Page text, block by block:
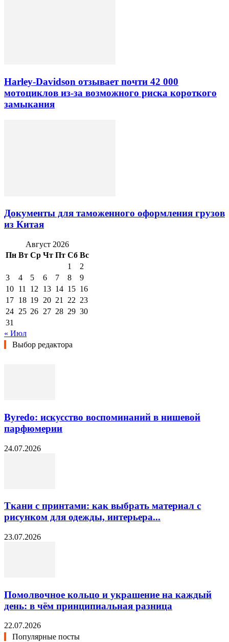
Harley-Davidson отзывает почти 42 000
мотоциклов из-за возможного риска короткого
замыкания
Документы для таможенного оформления грузов
из Китая
Август 2026
Пн Вт Ср Чт Пт Сб Вс
1
2
3
4 5 6 7 8
9
10 11 12 13 14 15 16
17 18 19 20 21 22 23
24 25 26 27 28 29 30
31
« Июл
Выбор редактора
Byredo: искусство воспоминаний в нишевой
парфюмерии
24.07.2026
Ткани с принтами: как выбрать материал с
рисунком для одежды, интерьера...
23.07.2026
Помолвочное кольцо и украшение на каждый
день: в чём принципиальная разница
22.07.2026
Популярные посты